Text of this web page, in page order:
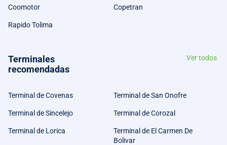
Coomotor Copetran
Rapido Tolima
Terminales
recomendadas
Ver todos
Terminal de Covenas Terminal de San Onofre
Terminal de Sincelejo Terminal de Corozal
Terminal de Lorica
Terminal de El Carmen De
Bolivar